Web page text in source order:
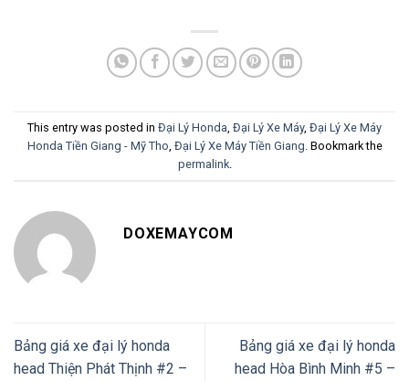
This entry was posted in Đại Lý Honda Đại Lý Xe Máy, Đại Lý Xe Máy
Honda Tiền Giang - Mỹ Tho Đại Lý Xe Máy Tiền Giang . Bookmark the
permalink.
DOXEMAYCOM
Bảng giá xe đại lý honda
head Thiện Phát Thịnh #2 –
Bảng giá xe đại lý honda
head Hòa Bình Minh #5 –